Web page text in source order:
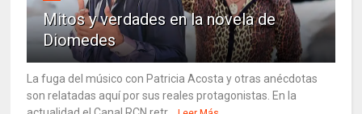
Mitos y verdades en la novela de
Diomedes
La fuga del músico con Patricia Acosta y otras anécdotas
son relatadas aquí por sus reales protagonistas. En la